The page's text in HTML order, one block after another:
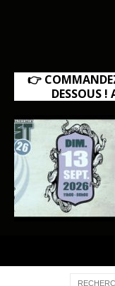
👉
DESSOUS !